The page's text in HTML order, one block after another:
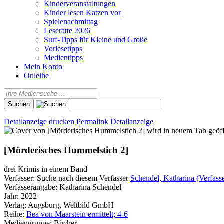
Kinderveranstaltungen
Kinder lesen Katzen vor
Spielenachmittag
Leseratte 2026
Surf-Tipps für Kleine und Große
Vorlesetipps
Medientipps
Mein Konto
Onleihe
Detailanzeige drucken Permalink Detailanzeige
wird in neuem Tab
[Mörderisches Hummelstich 2]
drei Krimis in einem Band
Verfasser: Suche nach diesem Verfasser Schendel, Katharina
Verfasserangabe: Katharina Schendel
Jahr: 2022
Verlag: Augsburg, Weltbild GmbH
Reihe: Bea von Maarstein ermittelt; 4-6